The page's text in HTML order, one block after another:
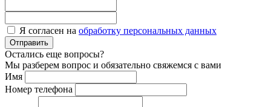
Я согласен на обработку персональных данных
Отправить
Остались еще вопросы?
Мы разберем вопрос и обязательно свяжемся с вами
Имя
Номер телефона